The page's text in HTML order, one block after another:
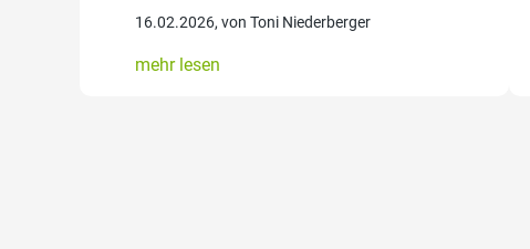
16.02.2026, von Toni Niederberger
mehr lesen